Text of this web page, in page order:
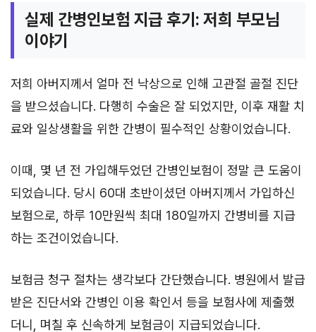
실제 간병인보험 지급 후기: 저희 부모님
이야기
저희 아버지께서 얼마 전 낙상으로 인해 고관절 골절 진단
을 받으셨습니다. 다행히 수술은 잘 되었지만, 이후 재활 치
료와 일상생활을 위한 간병이 필수적인 상황이었습니다.
이때, 몇 년 전 가입해두었던 간병인보험이 정말 큰 도움이
되었습니다. 당시 60대 초반이셨던 아버지께서 가입하신
보험으로, 하루 10만원씩 최대 180일까지 간병비를 지급
하는 조건이었습니다.
보험금 청구 절차는 생각보다 간단했습니다. 병원에서 발급
받은 진단서와 간병인 이용 확인서 등을 보험사에 제출했
더니, 며칠 후 신속하게 보험금이 지급되었습니다.